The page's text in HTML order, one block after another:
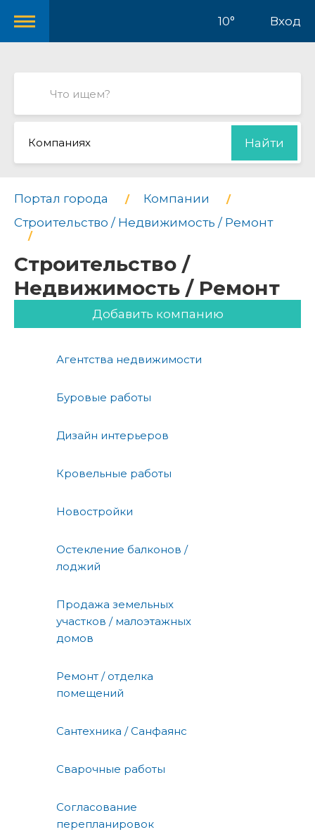
10° Вход
Компаниях Найти
Портал города
Компании
Строительство / Недвижимость / Ремонт
Строительство /
Недвижимость / Ремонт
Добавить компанию
Агентства недвижимости
Буровые работы
Дизайн интерьеров
Кровельные работы
Новостройки
Остекление балконов /
лоджий
Продажа земельных
участков / малоэтажных
домов
Ремонт / отделка
помещений
Сантехника / Санфаянс
Сварочные работы
Согласование
перепланировок